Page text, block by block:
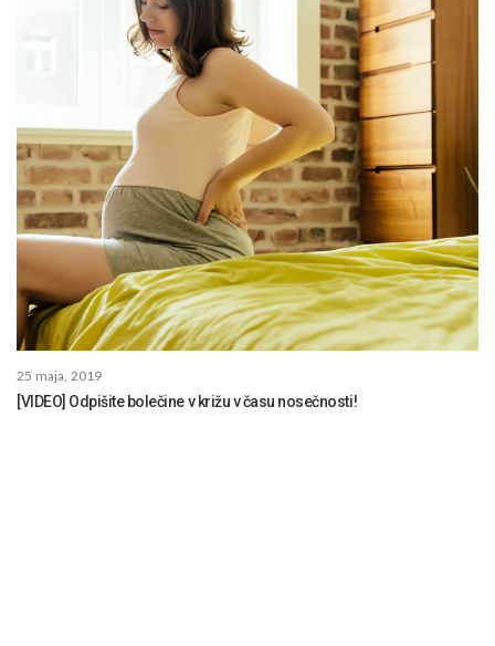
25 maja, 2019
[VIDEO] Odpišite bolečine v križu v času nosečnosti!